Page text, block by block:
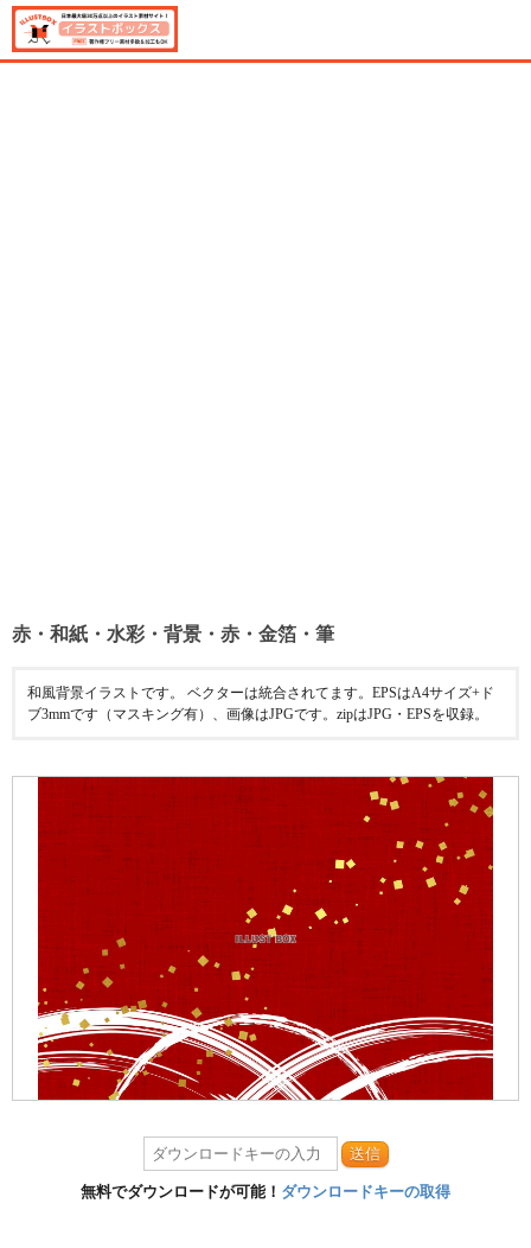
赤・和紙・水彩・背景・赤・金箔・筆
和風背景イラストです。 ベクターは統合されてます。EPSはA4サイズ+ド
ブ3mmです（マスキング有）、画像はJPGです。zipはJPG・EPSを収録。
送信
無料でダウンロードが可能！ ダウンロードキーの取得